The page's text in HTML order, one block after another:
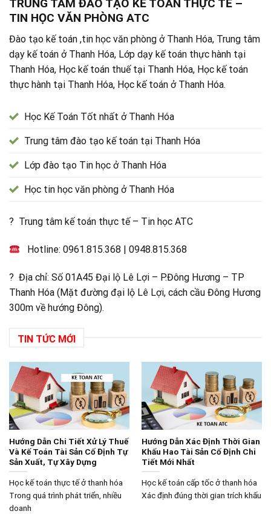
TRUNG TÂM ĐÀO TẠO KẾ TOÁN THỰC TẾ –
TIN HỌC VĂN PHÒNG ATC
Đào tạo kế toán ,tin học văn phòng ở Thanh Hóa, Trung tâm
dạy kế toán ở Thanh Hóa, Lớp dạy kế toán thực hành tại
Thanh Hóa, Học kế toán thuế tại Thanh Hóa, Học kế toán
thực hành tại Thanh Hóa, Học kế toán ở Thanh Hóa.
Học Kế Toán Tốt nhất ở Thanh Hóa
Trung tâm đào tạo kế toán tại Thanh Hóa
Lớp đào tạo Tin học ở Thanh Hóa
Học tin học văn phòng ở Thanh Hóa
? Trung tâm kế toán thực tế – Tin học ATC
Hotline:0961.815.368 |0948.815.368
? Địa chỉ: Số 01A45 Đại lộ Lê Lợi – P.Đông Hương – TP
Thanh Hóa (Mặt đường đại lộ Lê Lợi, cách cầu Đông Hương
300m về hướng Đông).
TIN TỨC MỚI
Hướng Dẫn Chi Tiết Xử Lý Thuế
Và Kế Toán Tài Sản Cố Định Tự
Sản Xuất, Tự Xây Dựng
Học kế toán thực tế ở thanh hóa
Trong quá trình phát triển, nhiều
doanh
Hướng Dẫn Xác Định Thời Gian
Khấu Hao Tài Sản Cố Định Chi
Tiết Mới Nhất
Học kế toán cấp tốc ở thanh hóa
Xác định đúng thời gian trích khấu